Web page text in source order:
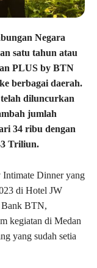
Negara
satu tahun atau
PLUS by BTN
berbagai daerah.
diluncurkan
jumlah
34 ribu dengan
Triliun.
Dinner yang
di Hotel JW
Bank BTN,
kegiatan di Medan
yang sudah setia